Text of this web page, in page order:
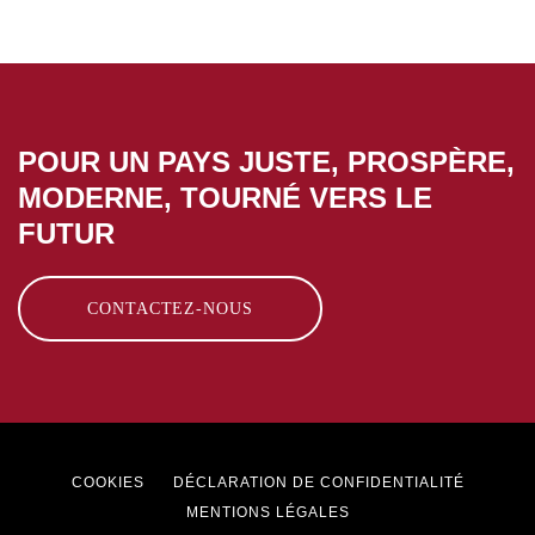
POUR UN PAYS JUSTE, PROSPÈRE,
MODERNE, TOURNÉ VERS LE
FUTUR
CONTACTEZ-NOUS
Footer
menu
COOKIES
DÉCLARATION DE CONFIDENTIALITÉ
MENTIONS LÉGALES